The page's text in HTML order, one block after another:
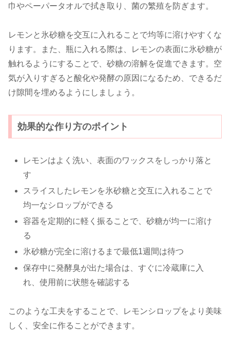
巾やペーパータオルで拭き取り、菌の繁殖を防ぎます。
レモンと氷砂糖を交互に入れることで均等に溶けやすくな
ります。また、瓶に入れる際は、レモンの表面に氷砂糖が
触れるようにすることで、砂糖の溶解を促進できます。空
気が入りすぎると酸化や発酵の原因になるため、できるだ
け隙間を埋めるようにしましょう。
効果的な作り方のポイント
レモンはよく洗い、表面のワックスをしっかり落と
す
スライスしたレモンを氷砂糖と交互に入れることで
均一なシロップができる
容器を定期的に軽く振ることで、砂糖が均一に溶け
る
氷砂糖が完全に溶けるまで最低1週間は待つ
保存中に発酵臭が出た場合は、すぐに冷蔵庫に入
れ、使用前に状態を確認する
このような工夫をすることで、レモンシロップをより美味
しく、安全に作ることができます。